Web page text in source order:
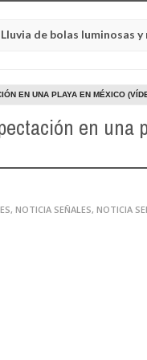
luminosas y
EN UNA PLAYA EN MÉXICO
en una
, NOTICIA SEÑALES, NOTICIA